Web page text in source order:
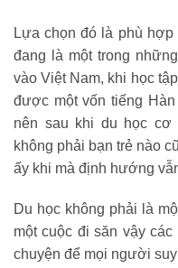
Lựa chọn đó là phù
đang là một trong
vào Việt Nam, khi học
được một vốn tiếng
nên sau khi du học
không phải bạn trẻ nào
ấy khi mà định hướng
Du học không phải là
một cuộc đi săn vậy
chuyện để mọi người